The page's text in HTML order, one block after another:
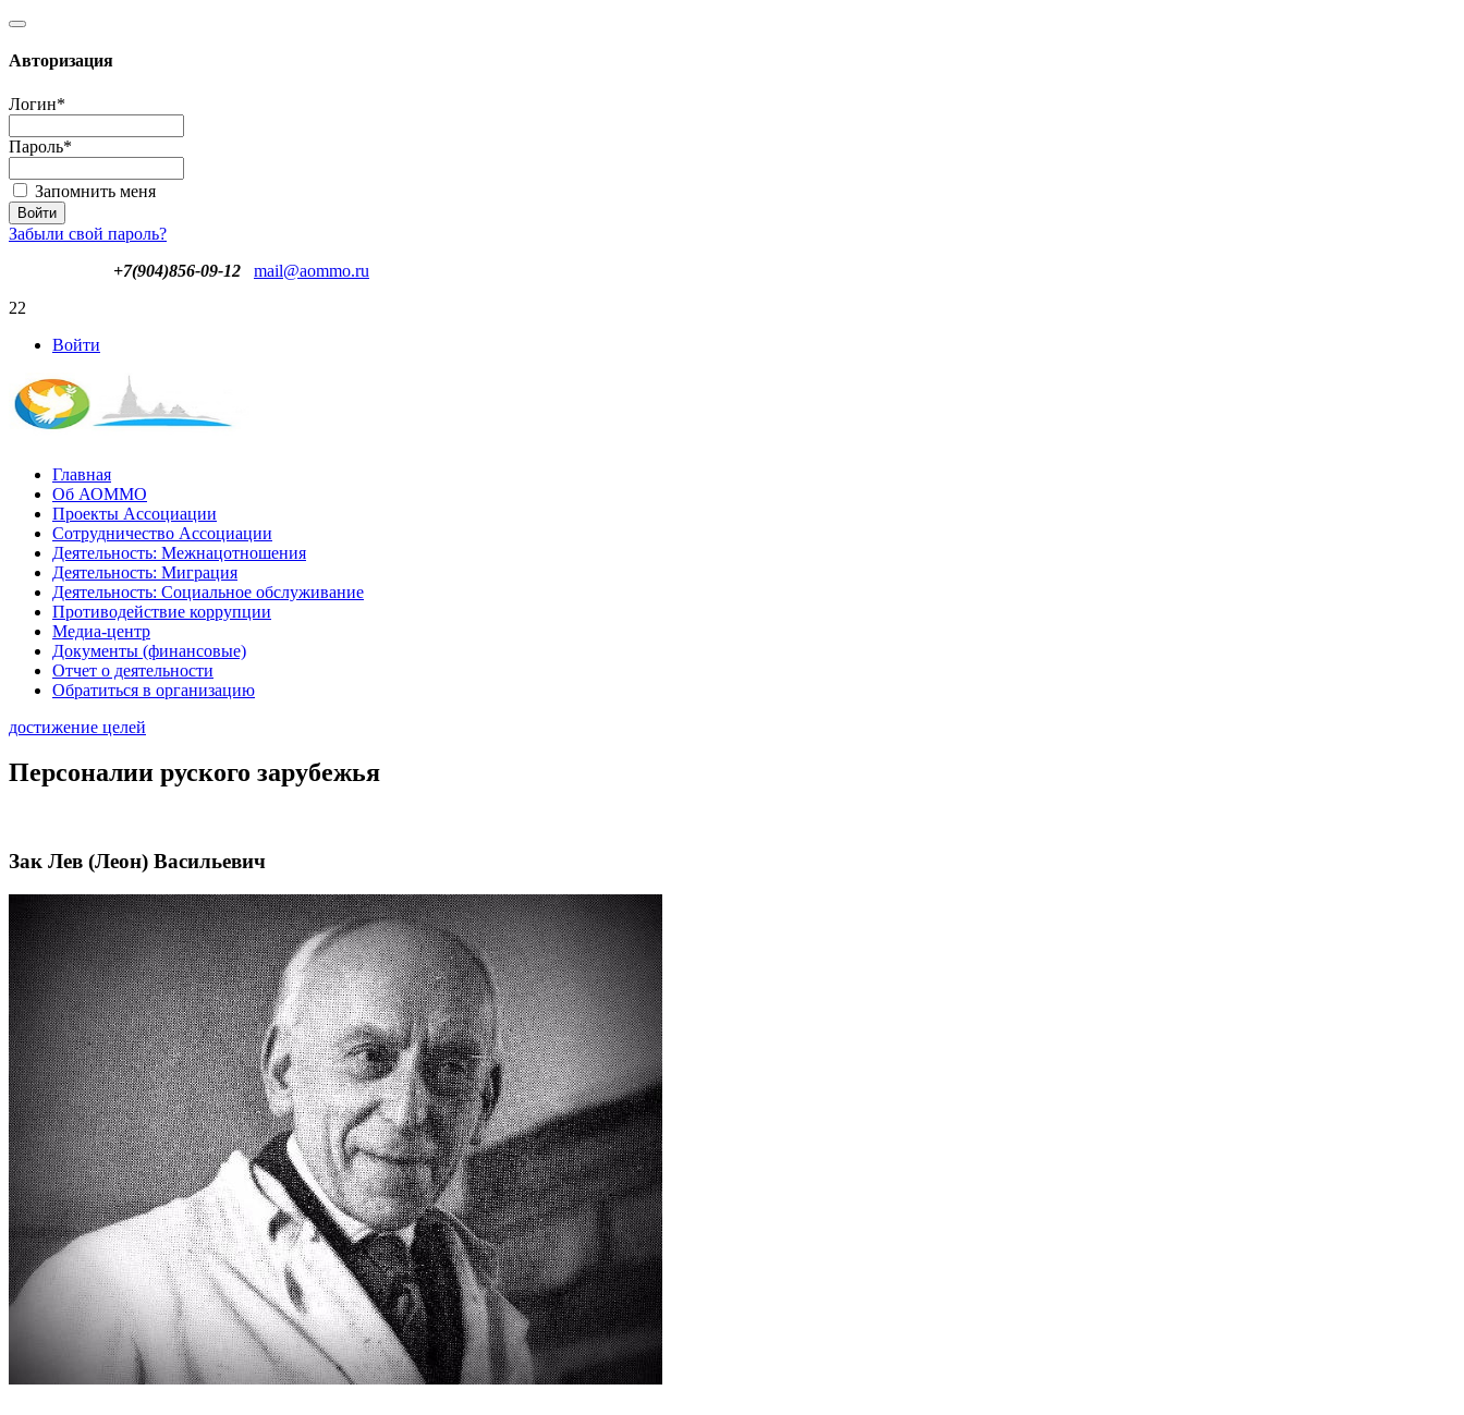
Авторизация
Логин*
Пароль*
Запомнить меня
Забыли свой пароль?
+7(904)856-09-12
mail@aommo.ru
22
Войти
Главная
Об АОММО
Проекты Ассоциации
Сотрудничество Ассоциации
Деятельность: Межнацотношения
Деятельность: Миграция
Деятельность: Социальное обслуживание
Противодействие коррупции
Медиа-центр
Документы (финансовые)
Отчет о деятельности
Обратиться в организацию
достижение целей
Персоналии руского зарубежья
Зак Лев (Леон) Васильевич